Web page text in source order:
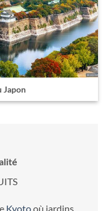
Japon
Kyotooù jardins